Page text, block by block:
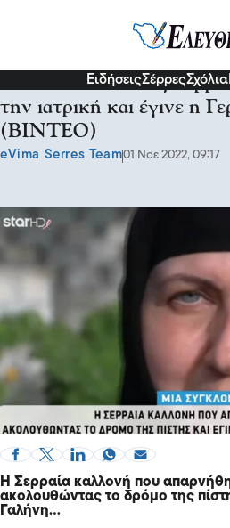
ΕιδήσειςΣέρρεςΣχόλια
Η καλλονή από τις
την ιατρική και έγινε η
(ΒΙΝΤΕΟ)
eVima Serres Team01 Νοε 2022, 09:17
Η Σερραία καλλονή που
ακολουθώντας το δρόμο της
Γαλήνη…